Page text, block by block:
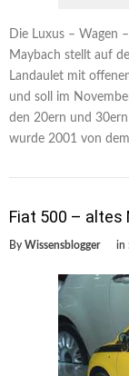
Die Luxus – Wagen
Maybach stellt auf
Landaulet mit
und soll im
den 20ern und
wurde 2001 von
Fiat 500 – altes
By Wissensblogger in